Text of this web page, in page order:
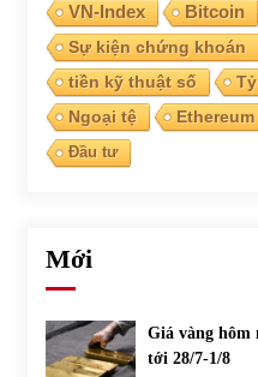
VN-Index Bitcoin
Sự kiện chứng khoán
tiền kỹ thuật số
Ngoại tệ
Ethereum
Đầu tư
Mới
Giá vàng hôm
tới 28/7-1/8